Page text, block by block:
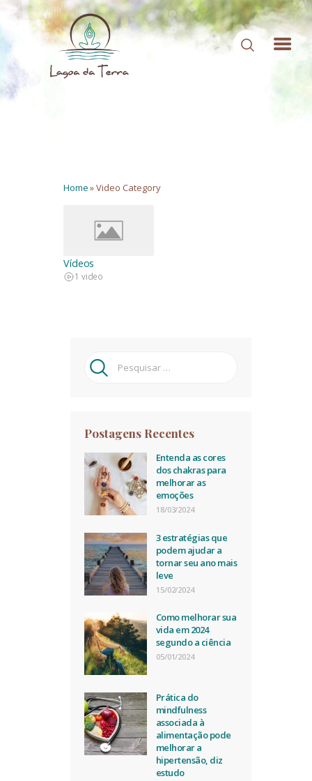
ÁREA DE MEMBROS
Home»Video Category
Vídeos
1 video
Pesquisar
por:
Postagens Recentes
Entenda as cores
dos chakras para
melhorar as
emoções
18/03/2024
3 estratégias que
podem ajudar a
tornar seu ano mais
leve
15/02/2024
Como melhorar sua
vida em 2024
segundo a ciência
05/01/2024
Prática do
mindfulness
associada à
alimentação pode
melhorar a
hipertensão, diz
estudo